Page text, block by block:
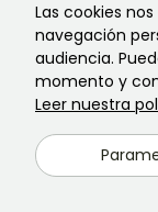
Las cookies
navegación
audiencia.
momento y
Leer nuestra
Este formulario